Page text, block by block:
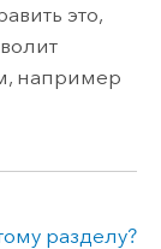
это,
например
разделу?